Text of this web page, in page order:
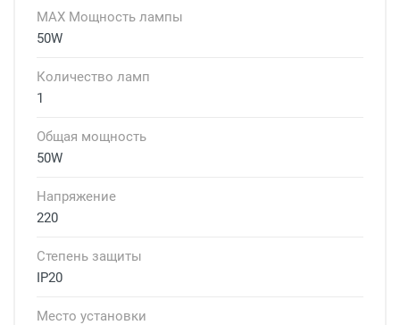
MAX Мощность лампы
50W
Количество ламп
1
Общая мощность
50W
Напряжение
220
Степень защиты
IP20
Место установки